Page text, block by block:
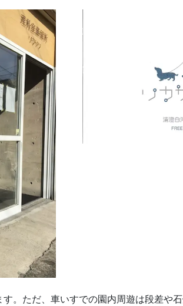
。ただ、車いすでの園内周遊は段差や